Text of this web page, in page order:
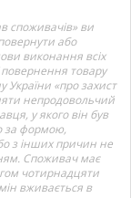
споживачів» ви
або
виконання всіх
товару
України «про захист
непродовольчий
у якого він був
за формою,
з інших причин не
Споживач має
чотирнадцяти
вживається в